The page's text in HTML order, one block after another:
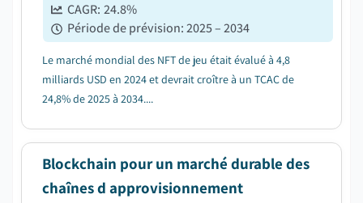
CAGR: 24.8%
Période de prévision:2025 – 2034
Le marché mondial des NFT de jeu était évalué à 4,8
milliards USD en 2024 et devrait croître à un TCAC de
24,8% de 2025 à 2034....
Blockchain pour un marché durable des
chaînes d approvisionnement